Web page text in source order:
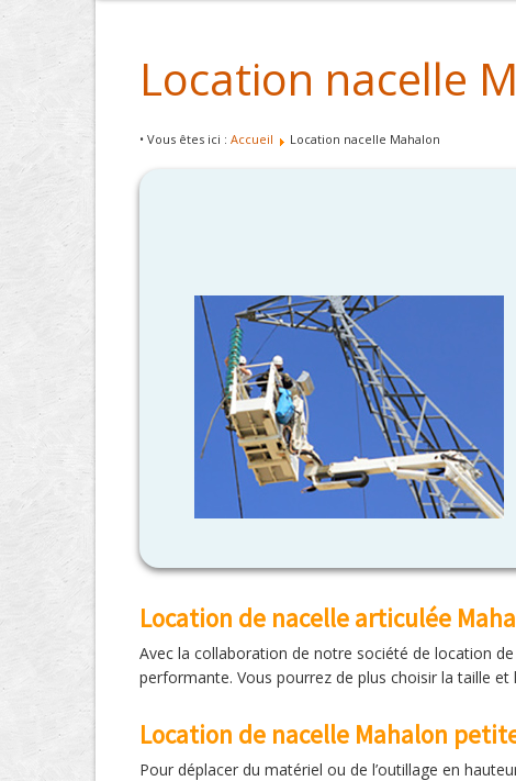
Location nacelle
• Vous êtes ici : Accueil Location nacelle Mahalon
Location de nacelle articulée
Avec la collaboration de notre société de location
performante. Vous pourrez de plus choisir la taille
Location de nacelle Mahalon
Pour déplacer du matériel ou de l’outillage en